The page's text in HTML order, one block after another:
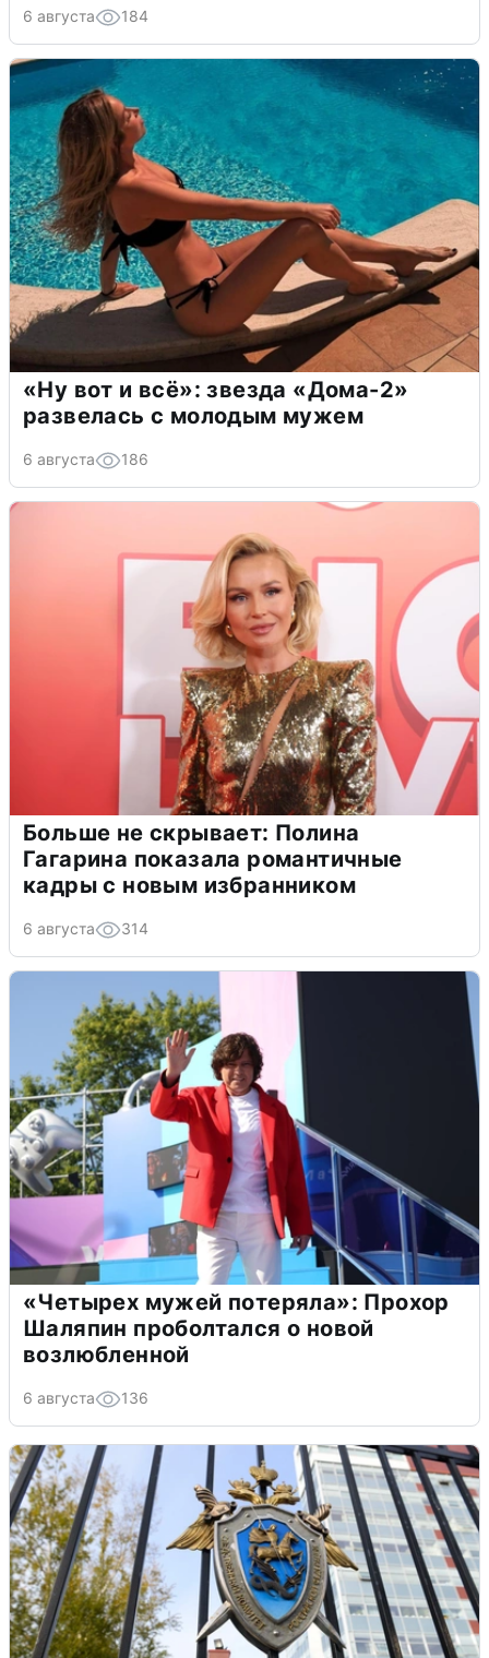
6 августа 184
«Ну вот и всё»: звезда «Дома-2»
развелась с молодым мужем
6 августа 186
Больше не скрывает: Полина
Гагарина показала романтичные
кадры с новым избранником
6 августа 314
«Четырех мужей потеряла»: Прохор
Шаляпин проболтался о новой
возлюбленной
6 августа 136